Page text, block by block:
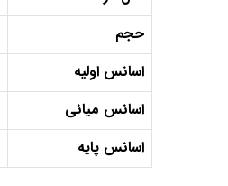
حجم
اسانس اولیه
اسانس میانی
اسانس پایه